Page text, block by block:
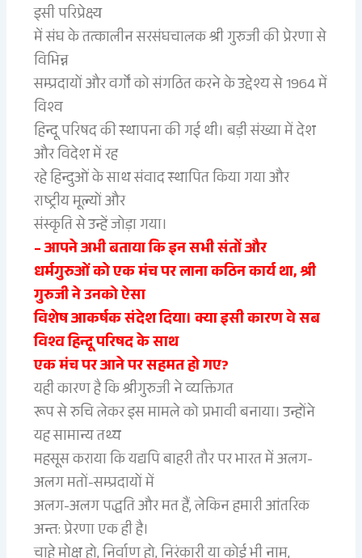
इसी परिप्रेक्ष्य
में संघ के तत्कालीन सरसंघचालक श्री गुरुजी की प्रेरणा से
विभिन्न
सम्प्रदायों और वर्गों को संगठित करने के उद्देश्य से 1964 में
विश्व
हिन्दू परिषद की स्थापना की गई थी। बड़ी संख्या में देश
और विदेश में रह
रहे हिन्दुओं के साथ संवाद स्थापित किया गया और
राष्ट्रीय मूल्यों और
संस्कृति से उन्हें जोड़ा गया।
– आपने अभी बताया कि इन सभी संतों और
धर्मगुरुओं को एक मंच पर लाना कठिन कार्य था, श्री
गुरुजी ने उनको ऐसा
विशेष आकर्षक संदेश दिया। क्या इसी कारण वे सब
विश्व हिन्दू परिषद के साथ
एक मंच पर आने पर सहमत हो गए?
यही कारण है कि श्रीगुरुजी ने व्यक्तिगत
रूप से रुचि लेकर इस मामले को प्रभावी बनाया। उन्होंने
यह सामान्य तथ्य
महसूस कराया कि यद्यपि बाहरी तौर पर भारत में अलग-
अलग मतों-सम्प्रदायों में
अलग-अलग पद्धति और मत हैं, लेकिन हमारी आंतरिक
अन्त: प्रेरणा एक ही है।